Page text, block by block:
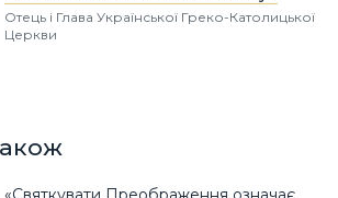
Отець і Глава Української Греко-Католицької
Церкви